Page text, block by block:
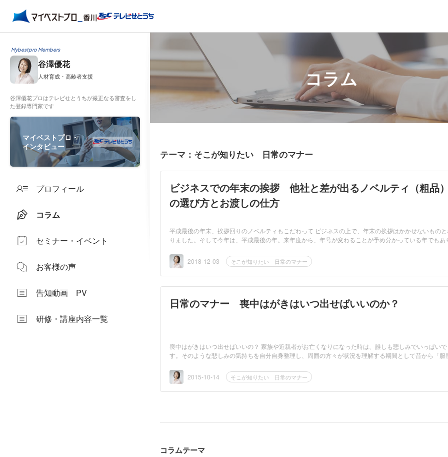
Mybestpro Members
谷澤優花
人材育成・高齢者支援
谷澤優花プロはテレビせとうちが厳正なる審査をし
た登録専門家です
マイベストプロ・
インタビュー
プロフィール
コラム
セミナー・イベント
お客様の声
告知動画 PV
研修・講座内容一覧
コラム
テーマ：そこが知りたい 日常のマナー
ビジネスでの年末の挨拶 他社と差が出るノベルティ（粗品
の選び方とお渡しの仕方
平成最後の年末、挨拶回りのノベルティもこだわって ビジネスの上で、年末の挨拶はかかせないもの
りました。そして今年は、平成最後の年。来年度から、年号が変わることが予め分かっている年でもあ
2018-12-03
そこが知りたい 日常のマナー
日常のマナー 喪中はがきはいつ出せばいいのか？
喪中はがきはいつ出せばいいの？ 家族や近親者がお亡くなりになった時は、誰しも悲しみでいっぱいで
す。そのような悲しみの気持ちを自分自身整理し、周囲の方々が状況を理解する期間として昔から「服
2015-10-14
そこが知りたい 日常のマナー
コラムテーマ